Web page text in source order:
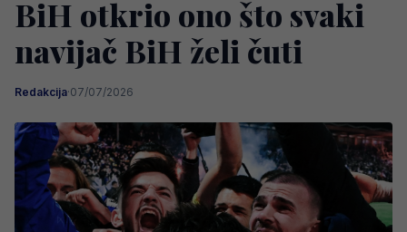
BiH otkrio ono što svaki
navijač BiH želi čuti
Redakcija·07/07/2026